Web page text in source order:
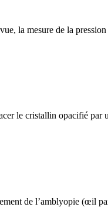
la mesure de la
le cristallin opacifié
de l’amblyopie (œil